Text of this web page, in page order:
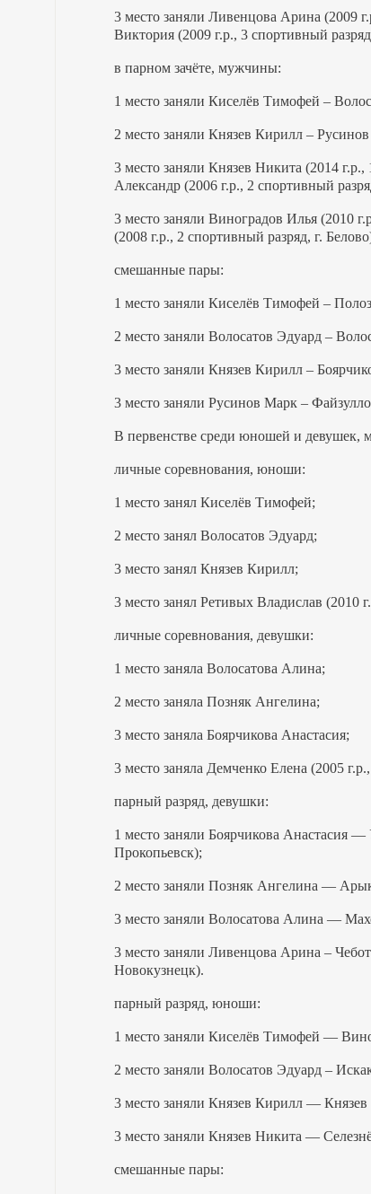
3 место заняли Ливенцова Арина (2009
Виктория (2009 г.р., 3 спортивный
в парном зачёте, мужчины:
1 место заняли Киселёв Тимофей –
2 место заняли Князев Кирилл –
3 место заняли Князев Никита (2014
Александр (2006 г.р., 2 спортивный
3 место заняли Виноградов Илья (2010
(2008 г.р., 2 спортивный разряд, г.
смешанные пары:
1 место заняли Киселёв Тимофей –
2 место заняли Волосатов Эдуард –
3 место заняли Князев Кирилл –
3 место заняли Русинов Марк –
В первенстве среди юношей и девушек,
личные соревнования, юноши:
1 место занял Киселёв Тимофей;
2 место занял Волосатов Эдуард;
3 место занял Князев Кирилл;
3 место занял Ретивых Владислав (2010
личные соревнования, девушки:
1 место заняла Волосатова Алина;
2 место заняла Позняк Ангелина;
3 место заняла Боярчикова Анастасия;
3 место заняла Демченко Елена (2005
парный разряд, девушки:
1 место заняли Боярчикова Анастасия —
Прокопьевск);
2 место заняли Позняк Ангелина —
3 место заняли Волосатова Алина —
3 место заняли Ливенцова Арина –
Новокузнецк).
парный разряд, юноши:
1 место заняли Киселёв Тимофей —
2 место заняли Волосатов Эдуард –
3 место заняли Князев Кирилл —
3 место заняли Князев Никита —
смешанные пары: